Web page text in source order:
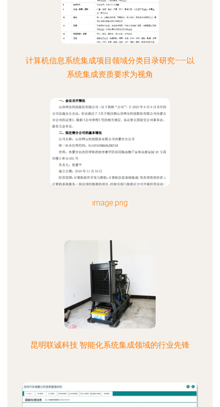
计算机信息系统集成项目领域分类目录研究——以
系统集成资质要求为视角
image.png
昆明联诚科技 智能化系统集成领域的行业先锋